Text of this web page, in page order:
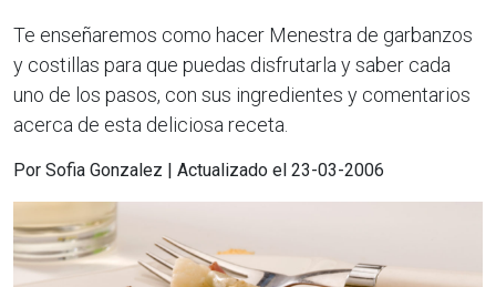
Te enseñaremos como hacer Menestra de garbanzos
y costillas para que puedas disfrutarla y saber cada
uno de los pasos, con sus ingredientes y comentarios
acerca de esta deliciosa receta.
Por Sofia Gonzalez | Actualizado el 23-03-2006